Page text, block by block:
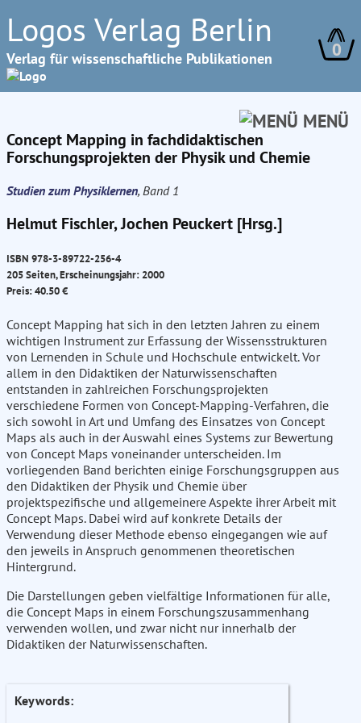
Logos Verlag Berlin
Verlag für wissenschaftliche Publikationen 0
MENÜ
Concept Mapping in fachdidaktischen
Forschungsprojekten der Physik und Chemie
Studien zum Physiklernen, Band 1
Helmut Fischler, Jochen Peuckert [Hrsg.]
ISBN 978-3-89722-256-4
205 Seiten, Erscheinungsjahr: 2000
Preis: 40.50 €
Concept Mapping hat sich in den letzten Jahren zu einem
wichtigen Instrument zur Erfassung der Wissensstrukturen
von Lernenden in Schule und Hochschule entwickelt. Vor
allem in den Didaktiken der Naturwissenschaften
entstanden in zahlreichen Forschungsprojekten
verschiedene Formen von Concept-Mapping-Verfahren, die
sich sowohl in Art und Umfang des Einsatzes von Concept
Maps als auch in der Auswahl eines Systems zur Bewertung
von Concept Maps voneinander unterscheiden. Im
vorliegenden Band berichten einige Forschungsgruppen aus
den Didaktiken der Physik und Chemie über
projektspezifische und allgemeinere Aspekte ihrer Arbeit mit
Concept Maps. Dabei wird auf konkrete Details der
Verwendung dieser Methode ebenso eingegangen wie auf
den jeweils in Anspruch genommenen theoretischen
Hintergrund.
Die Darstellungen geben vielfältige Informationen für alle,
die Concept Maps in einem Forschungszusammenhang
verwenden wollen, und zwar nicht nur innerhalb der
Didaktiken der Naturwissenschaften.
Keywords: